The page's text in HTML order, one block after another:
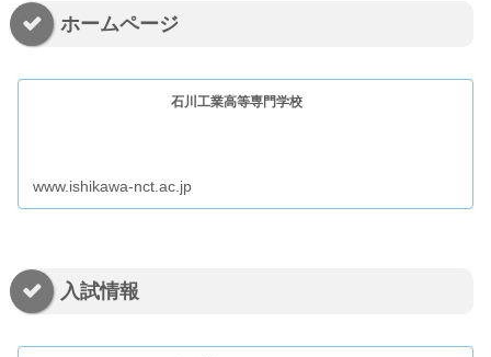
ホームページ
石川工業高等専門学校
www.ishikawa-nct.ac.jp
入試情報